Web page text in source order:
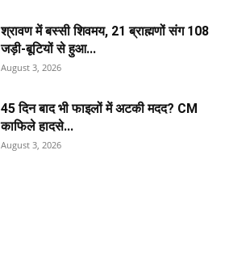
श्रावण में बस्सी शिवमय, 21 ब्राह्मणों संग 108
जड़ी-बूटियों से हुआ...
August 3, 2026
45 दिन बाद भी फाइलों में अटकी मदद? CM
काफिले हादसे...
August 3, 2026